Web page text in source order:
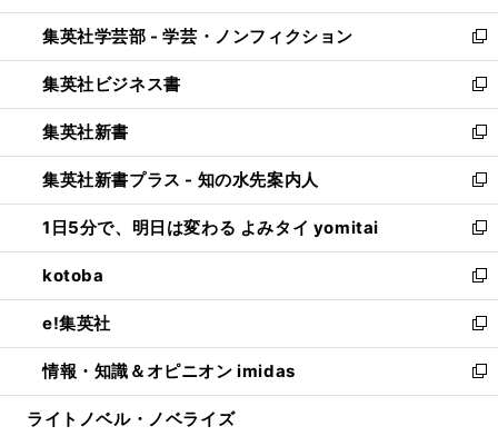
開
く
ウ
で
開
く
ン
ド
ウ
で
開
く
ウ
ィ
ン
ド
ウ
で
開
く
集英社学芸部 - 学芸・ノンフィクション
新
し
い
ウ
ィ
ン
ド
ウ
で
開
く
集英社ビジネス書
新
し
い
ウ
ィ
ン
ド
ウ
で
開
く
集英社新書
新
し
い
ウ
ィ
ン
ド
ウ
で
開
く
集英社新書プラス - 知の水先案内人
新
し
い
ウ
ィ
ン
ド
ウ
で
開
1日5分で、明日は変わる よみタイ yomitai
新
し
い
ウ
ィ
ン
ド
ウ
kotoba
新
し
い
ウ
ィ
ン
e!集英社
新
し
い
ウ
情報・知識＆オピニオン imidas
新
し
ライトノベル・ノベライズ